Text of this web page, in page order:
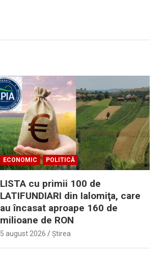
ECONOMIC POLITICĂ
LISTA cu primii 100 de
LATIFUNDIARI din Ialomiţa, care
au încasat aproape 160 de
milioane de RON
5 august 2026 Ştirea